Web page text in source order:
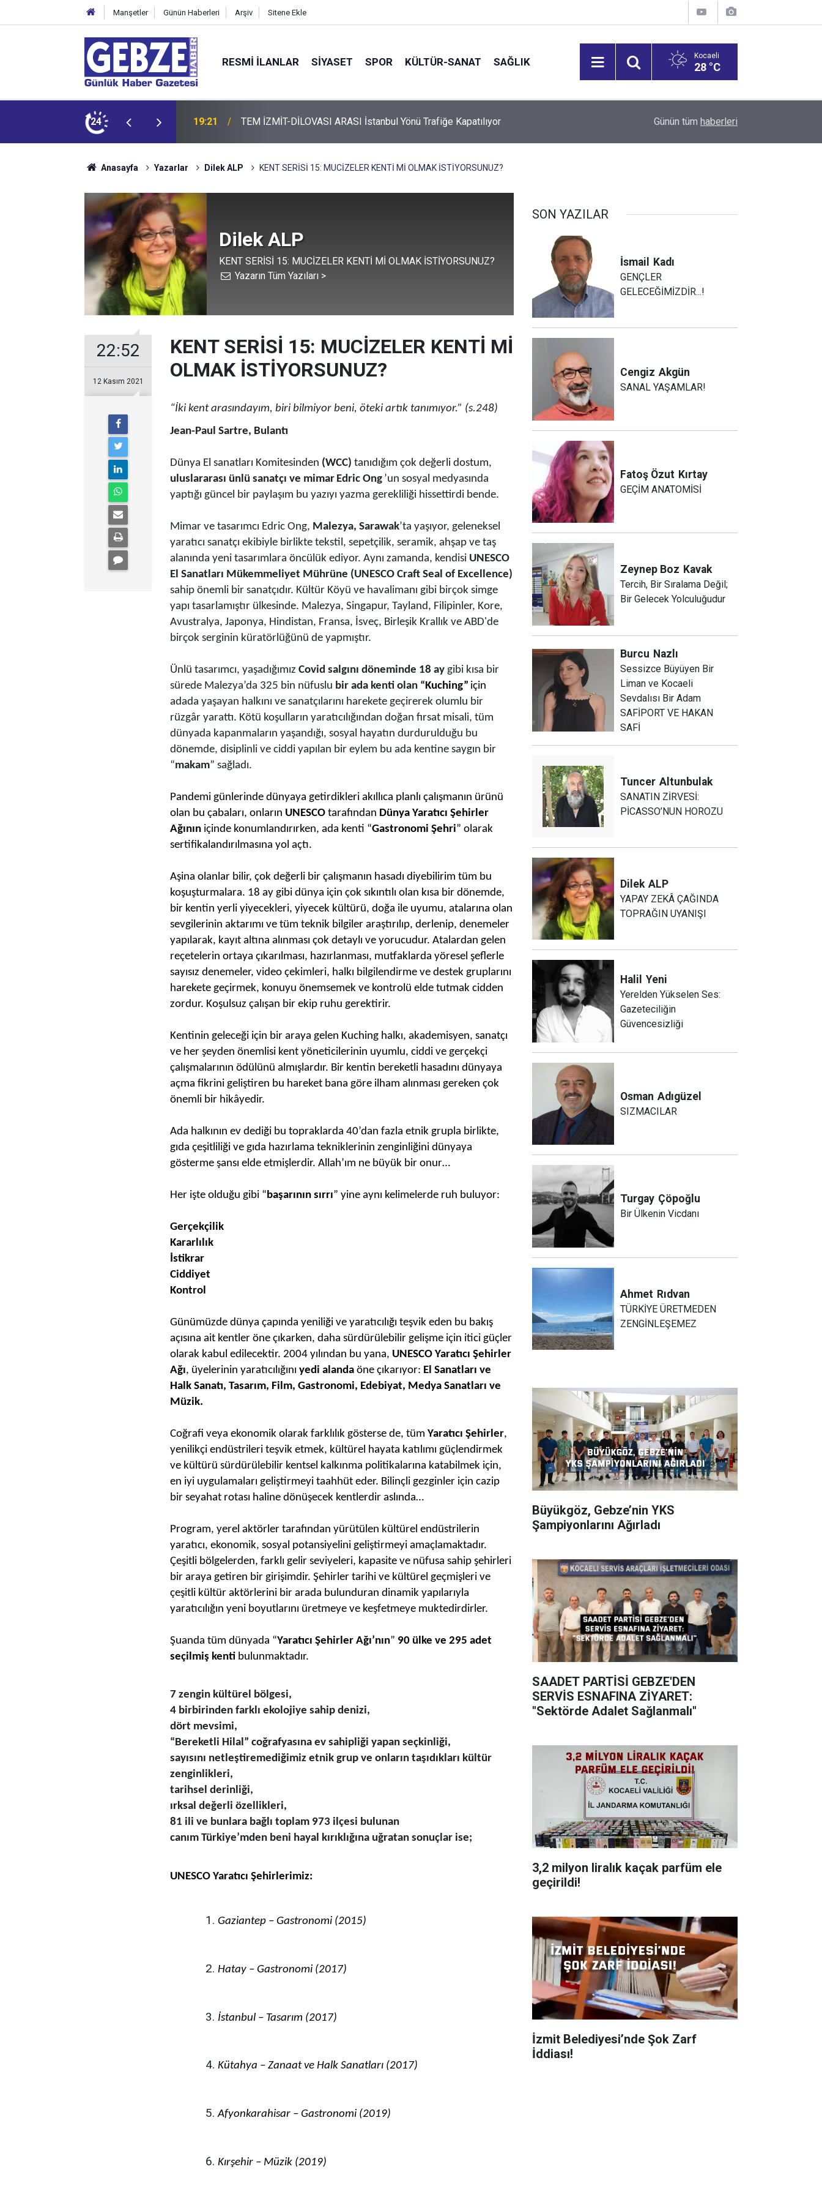
Manşetler Günün Haberleri Arşiv Sitene Ekle
RESMI İLANLAR SİYASET SPOR KÜLTÜR-SANAT SAĞLIK Kocaeli
28 °C
24 19:20 GTO'dan Üyelerine Ticari Fırsat Darıca’nın dört bir yanında yoğun mesai
Günün tüm haberleri
Anasayfa Yazarlar Dilek ALP KENT SERİSİ 15: MUCİZELER KENTİ Mİ OLMAK İSTİYORSUNUZ?
Dilek ALP
KENT SERİSİ 15: MUCİZELER KENTİ Mİ OLMAK İSTİYORSUNUZ?
Yazarın Tüm Yazıları >
22:52
12 Kasım 2021
KENT SERİSİ 15: MUCİZELER KENTİ Mİ
OLMAK İSTİYORSUNUZ?
“İki kent arasındayım, biri bilmiyor beni, öteki artık tanımıyor.” (s.248)
Jean-Paul Sartre, Bulantı
Dünya El sanatları Komitesinden (WCC) tanıdığım çok değerli dostum,
uluslararası ünlü sanatçı ve mimar Edric Ong ’un sosyal medyasında
yaptığı güncel bir paylaşım bu yazıyı yazma gerekliliği hissettirdi bende.
Mimar ve tasarımcı Edric Ong, Malezya, Sarawak’ta yaşıyor, geleneksel
yaratıcı sanatçı ekibiyle birlikte tekstil, sepetçilik, seramik, ahşap ve taş
alanında yeni tasarımlara öncülük ediyor. Aynı zamanda, kendisi UNESCO
El Sanatları Mükemmeliyet Mührüne (UNESCO Craft Seal of Excellence)
sahip önemli bir sanatçıdır. Kültür Köyü ve havalimanı gibi birçok simge
yapı tasarlamıştır ülkesinde. Malezya, Singapur, Tayland, Filipinler, Kore,
Avustralya, Japonya, Hindistan, Fransa, İsveç, Birleşik Krallık ve ABD'de
birçok serginin küratörlüğünü de yapmıştır.
Ünlü tasarımcı, yaşadığımız Covid salgını döneminde 18 ay gibi kısa bir
sürede Malezya’da 325 bin nüfuslu bir ada kenti olan “ Kuching” için
adada yaşayan halkını ve sanatçılarını harekete geçirerek olumlu bir
rüzgâr yarattı. Kötü koşulların yaratıcılığından doğan fırsat misali, tüm
dünyada kapanmaların yaşandığı, sosyal hayatın durdurulduğu bu
dönemde, disiplinli ve ciddi yapılan bir eylem bu ada kentine saygın bir
“makam” sağladı.
Pandemi günlerinde dünyaya getirdikleri akıllıca planlı çalışmanın ürünü
olan bu çabaları, onların UNESCO tarafından Dünya Yaratıcı Şehirler
Ağının içinde konumlandırırken, ada kenti “Gastronomi Şehri” olarak
sertifikalandırılmasına yol açtı.
Aşina olanlar bilir, çok değerli bir çalışmanın hasadı diyebilirim tüm bu
koşuşturmalara. 18 ay gibi dünya için çok sıkıntılı olan kısa bir dönemde,
bir kentin yerli yiyecekleri, yiyecek kültürü, doğa ile uyumu, atalarına olan
sevgilerinin aktarımı ve tüm teknik bilgiler araştırılıp, derlenip, denemeler
yapılarak, kayıt altına alınması çok detaylı ve yorucudur. Atalardan gelen
reçetelerin ortaya çıkarılması, hazırlanması, mutfaklarda yöresel şeflerle
sayısız denemeler, video çekimleri, halkı bilgilendirme ve destek gruplarını
harekete geçirmek, konuyu önemsemek ve kontrolü elde tutmak cidden
zordur. Koşulsuz çalışan bir ekip ruhu gerektirir.
Kentinin geleceği için bir araya gelen Kuching halkı, akademisyen, sanatçı
ve her şeyden önemlisi kent yöneticilerinin uyumlu, ciddi ve gerçekçi
çalışmalarının ödülünü almışlardır. Bir kentin bereketli hasadını dünyaya
açma fikrini geliştiren bu hareket bana göre ilham alınması gereken çok
önemli bir hikâyedir.
Ada halkının ev dediği bu topraklarda 40’dan fazla etnik grupla birlikte,
gıda çeşitliliği ve gıda hazırlama tekniklerinin zenginliğini dünyaya
gösterme şansı elde etmişlerdir. Allah’ım ne büyük bir onur…
Her işte olduğu gibi “ başarının sırrı” yine aynı kelimelerde ruh buluyor:
Gerçekçilik
Kararlılık
İstikrar
Ciddiyet
Kontrol
Günümüzde dünya çapında yeniliği ve yaratıcılığı teşvik eden bu bakış
açısına ait kentler öne çıkarken, daha sürdürülebilir gelişme için itici güçler
olarak kabul edilecektir. 2004 yılından bu yana, UNESCO Yaratıcı Şehirler
Ağı, üyelerinin yaratıcılığını yedi alanda öne çıkarıyor: El Sanatları ve
Halk Sanatı, Tasarım, Film, Gastronomi, Edebiyat, Medya Sanatları ve
Müzik.
Coğrafi veya ekonomik olarak farklılık gösterse de, tüm Yaratıcı Şehirler,
yenilikçi endüstrileri teşvik etmek, kültürel hayata katılımı güçlendirmek
ve kültürü sürdürülebilir kentsel kalkınma politikalarına katabilmek için,
en iyi uygulamaları geliştirmeyi taahhüt eder. Bilinçli gezginler için cazip
bir seyahat rotası haline dönüşecek kentlerdir aslında…
Program, yerel aktörler tarafından yürütülen kültürel endüstrilerin
yaratıcı, ekonomik, sosyal potansiyelini geliştirmeyi amaçlamaktadır.
Çeşitli bölgelerden, farklı gelir seviyeleri, kapasite ve nüfusa sahip şehirleri
bir araya getiren bir girişimdir. Şehirler tarihi ve kültürel geçmişleri ve
çeşitli kültür aktörlerini bir arada bulunduran dinamik yapılarıyla
yaratıcılığın yeni boyutlarını üretmeye ve keşfetmeye muktedirdirler.
Şuanda tüm dünyada “Yaratıcı Şehirler Ağı’nın” 90 ülke ve 295 adet
seçilmiş kenti bulunmaktadır.
7 zengin kültürel bölgesi,
4 birbirinden farklı ekolojiye sahip denizi,
dört mevsimi,
“Bereketli Hilal” coğrafyasına ev sahipliği yapan seçkinliği,
sayısını netleştiremediğimiz etnik grup ve onların taşıdıkları kültür
zenginlikleri,
tarihsel derinliği,
ırksal değerli özellikleri,
81 ili ve bunlara bağlı toplam 973 ilçesi bulunan
canım Türkiye’mden beni hayal kırıklığına uğratan sonuçlar ise;
UNESCO Yaratıcı Şehirlerimiz:
Gaziantep – Gastronomi (2015)
Hatay – Gastronomi (2017)
İstanbul – Tasarım (2017)
Kütahya – Zanaat ve Halk Sanatları (2017)
Afyonkarahisar – Gastronomi (2019)
Kırşehir – Müzik (2019)
SON YAZILAR
İsmail Kadı
GENÇLER
GELECEĞİMİZDİR...!
Cengiz Akgün
SANAL YAŞAMLAR!
Fatoş Özut Kırtay
GEÇİM ANATOMİSİ
Zeynep Boz Kavak
Tercih, Bir Sıralama Değil;
Bir Gelecek Yolculuğudur
Burcu Nazlı
Sessizce Büyüyen Bir
Liman ve Kocaeli
Sevdalısı Bir Adam
SAFİPORT VE HAKAN
SAFİ
Tuncer Altunbulak
SANATIN ZİRVESİ:
PİCASSO’NUN HOROZU
Dilek ALP
YAPAY ZEKÂ ÇAĞINDA
TOPRAĞIN UYANIŞI
Halil Yeni
Yerelden Yükselen Ses:
Gazeteciliğin
Güvencesizliği
Osman Adıgüzel
SIZMACILAR
Turgay Çöpoğlu
Bir Ülkenin Vicdanı
Ahmet Rıdvan
TÜRKİYE ÜRETMEDEN
ZENGİNLEŞEMEZ
Büyükgöz, Gebze’nin YKS
Şampiyonlarını Ağırladı
SAADET PARTİSİ GEBZE'DEN
SERVİS ESNAFINA ZİYARET:
"Sektörde Adalet Sağlanmalı"
3,2 milyon liralık kaçak parfüm ele
geçirildi!
İzmit Belediyesi’nde Şok Zarf
İddiası!